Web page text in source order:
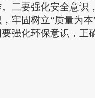
二要强化安全意识
牢固树立“质量为
强化环保意识，正